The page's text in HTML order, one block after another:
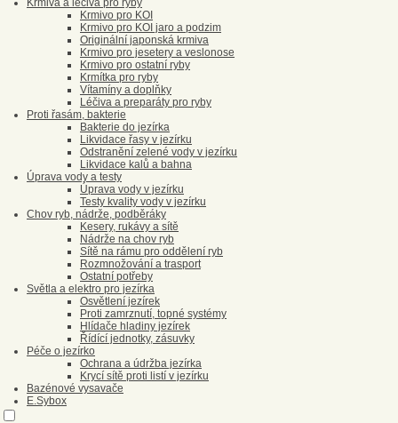
Krmiva a léčiva pro ryby
Krmivo pro KOI
Krmivo pro KOI jaro a podzim
Originální japonská krmiva
Krmivo pro jesetery a veslonose
Krmivo pro ostatní ryby
Krmítka pro ryby
Vítamíny a doplňky
Léčiva a preparáty pro ryby
Proti řasám, bakterie
Bakterie do jezírka
Likvidace řasy v jezírku
Odstranění zelené vody v jezírku
Likvidace kalů a bahna
Úprava vody a testy
Úprava vody v jezírku
Testy kvality vody v jezírku
Chov ryb, nádrže, podběráky
Kesery, rukávy a sítě
Nádrže na chov ryb
Sítě na rámu pro oddělení ryb
Rozmnožování a trasport
Ostatní potřeby
Světla a elektro pro jezírka
Osvětlení jezírek
Proti zamrznutí, topné systémy
Hlídače hladiny jezírek
Řídící jednotky, zásuvky
Péče o jezírko
Ochrana a údržba jezírka
Krycí sítě proti listí v jezírku
Bazénové vysavače
E.Sybox